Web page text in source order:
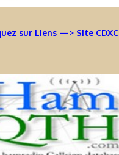
sur Liens —> Site CDXC